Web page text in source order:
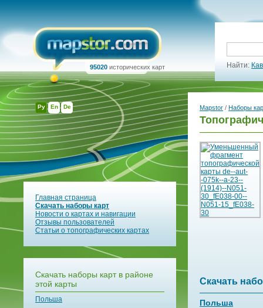
Ру En De
95020 исторических карт Найти:
Главная страница
Скачать наборы карт
Новости о картах и навигации
Отзывы пользователей
Статьи о топографических картах
Скачать наборы карт в районе
этой карты
Польша
Mapstor / Наборы
Скачать
Польша